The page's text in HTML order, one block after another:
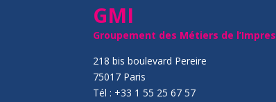
GMI
Groupement des Métiers de
218 bis boulevard Pereire
75017 Paris
Tél : +33 1 55 25 67 57